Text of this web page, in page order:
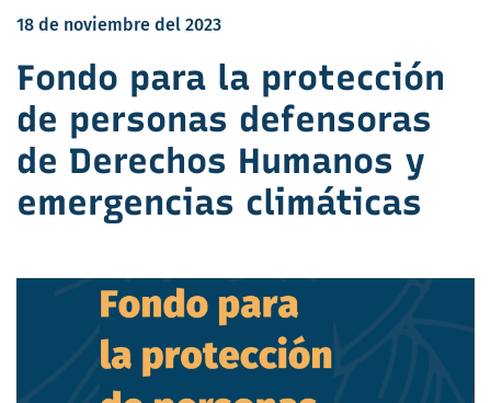
18 de noviembre del 2023
Fondo para la protección
de personas defensoras
de Derechos Humanos y
emergencias climáticas